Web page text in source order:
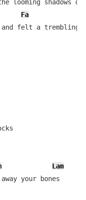
looming shadows
Fa
felt a trembling
Lam
your bones